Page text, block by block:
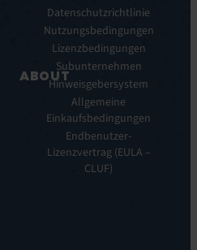
Pressemeldungen
ABOUT
uns
Unsere
Geschichte
Datenschutzrichtlinie
Nutzungsbedingungen
Lizenzbedingungen
Subunternehmen
Hinweisgebersystem
Allgemeine
Einkaufsbedingungen
Endbenutzer-
Lizenzvertrag (EULA –
CLUF)